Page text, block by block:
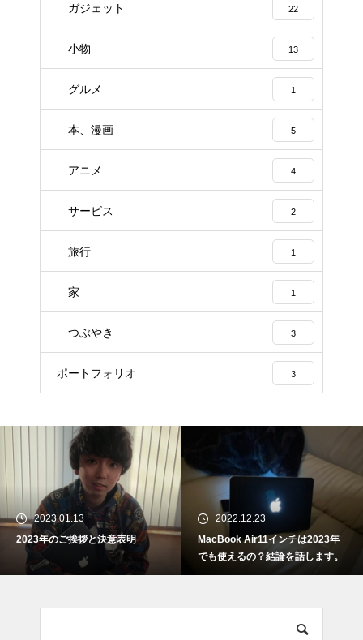
ガジェット 22
小物 13
グルメ 1
本、漫画 5
アニメ 4
サービス 2
旅行 1
家 1
つぶやき 3
ポートフォリオ 3
2023.01.13
2023年のご挨拶と決意表明
2022.12.23
MacBook Air11インチは2023年
でも使えるの？結論を話します。